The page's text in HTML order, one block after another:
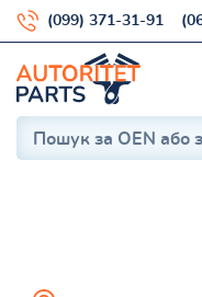
(099) 371-31-91